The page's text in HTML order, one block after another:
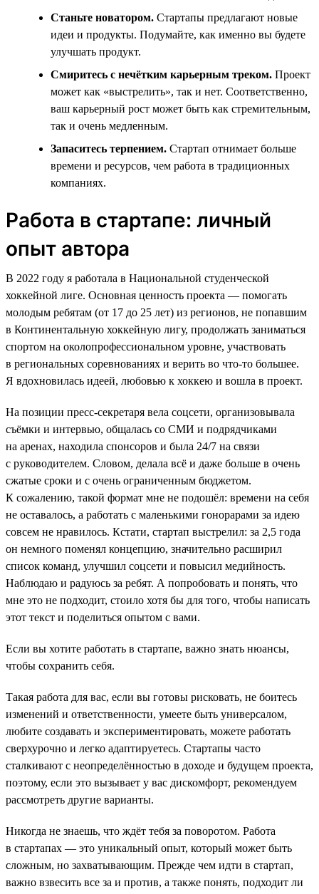
Станьте новатором. Стартапы предлагают новые
идеи и продукты. Подумайте, как именно вы будете
улучшать продукт.
Смиритесь с нечётким карьерным треком. Проект
может как «выстрелить», так и нет. Соответственно,
ваш карьерный рост может быть как стремительным,
так и очень медленным.
Запаситесь терпением. Стартап отнимает больше
времени и ресурсов, чем работа в традиционных
компаниях.
Работа в стартапе: личный
опыт автора
В 2022 году я работала в Национальной студенческой
хоккейной лиге. Основная ценность проекта — помогать
молодым ребятам (от 17 до 25 лет) из регионов, не попавшим
в Континентальную хоккейную лигу, продолжать заниматься
спортом на околопрофессиональном уровне, участвовать
в региональных соревнованиях и верить во что-то большее.
Я вдохновилась идеей, любовью к хоккею и вошла в проект.
На позиции пресс-секретаря вела соцсети, организовывала
съёмки и интервью, общалась со СМИ и подрядчиками
на аренах, находила спонсоров и была 24/7 на связи
с руководителем. Словом, делала всё и даже больше в очень
сжатые сроки и с очень ограниченным бюджетом.
К сожалению, такой формат мне не подошёл: времени на себя
не оставалось, а работать с маленькими гонорарами за идею
совсем не нравилось. Кстати, стартап выстрелил: за 2,5 года
он немного поменял концепцию, значительно расширил
список команд, улучшил соцсети и повысил медийность.
Наблюдаю и радуюсь за ребят. А попробовать и понять, что
мне это не подходит, стоило хотя бы для того, чтобы написать
этот текст и поделиться опытом с вами.
Если вы хотите работать в стартапе, важно знать нюансы,
чтобы сохранить себя.
Такая работа для вас, если вы готовы рисковать, не боитесь
изменений и ответственности, умеете быть универсалом,
любите создавать и экспериментировать, можете работать
сверхурочно и легко адаптируетесь. Стартапы часто
сталкивают с неопределённостью в доходе и будущем проекта,
поэтому, если это вызывает у вас дискомфорт, рекомендуем
рассмотреть другие варианты.
Никогда не знаешь, что ждёт тебя за поворотом. Работа
в стартапах — это уникальный опыт, который может быть
сложным, но захватывающим. Прежде чем идти в стартап,
важно взвесить все за и против, а также понять, подходит ли